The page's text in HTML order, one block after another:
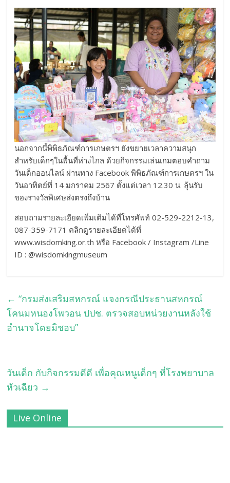
นอกจากนี้พิพิธภัณฑ์การเกษตรฯ ยังขยายเวลาความสนุก
สำหรับเด็กๆในพื้นที่ห่างไกล ด้วยกิจกรรมเล่นเกมตอบคำถาม
วันเด็กออนไลน์ ผ่านทาง Facebook พิพิธภัณฑ์การเกษตรฯ ใน
วันอาทิตย์ที่ 14 มกราคม 2567 ตั้งแต่เวลา 12.30 น. ลุ้นรับ
ของรางวัลพิเศษส่งตรงถึงบ้าน
สอบถามรายละเอียดเพิ่มเติมได้ที่โทรศัพท์ 02-529-2212-13,
087-359-7171 คลิกดูรายละเอียดได้ที่
www.wisdomking.or.th หรือ Facebook / Instagram /Line
ID : @wisdomkingmuseum
← “กรมส่งเสริมสหกรณ์ แจงกรณีประธานสหกรณ์
โคนมหนองโพวอน ปปช. ตรวจสอบหน่วยงานหลังใช้
อำนาจโดยมิชอบ”
วันเด็ก กับกิจกรรมดีดี เพื่อคุณหนูเด็กๆ ที่โรงพยาบาล
หัวเฉียว →
Live Online